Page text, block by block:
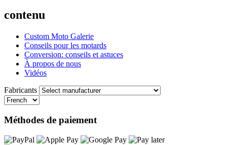
contenu
Custom Moto Galerie
Conseils pour les motards
Conversion: conseils et astuces
À propos de nous
Vidéos
Fabricants
Méthodes de paiement